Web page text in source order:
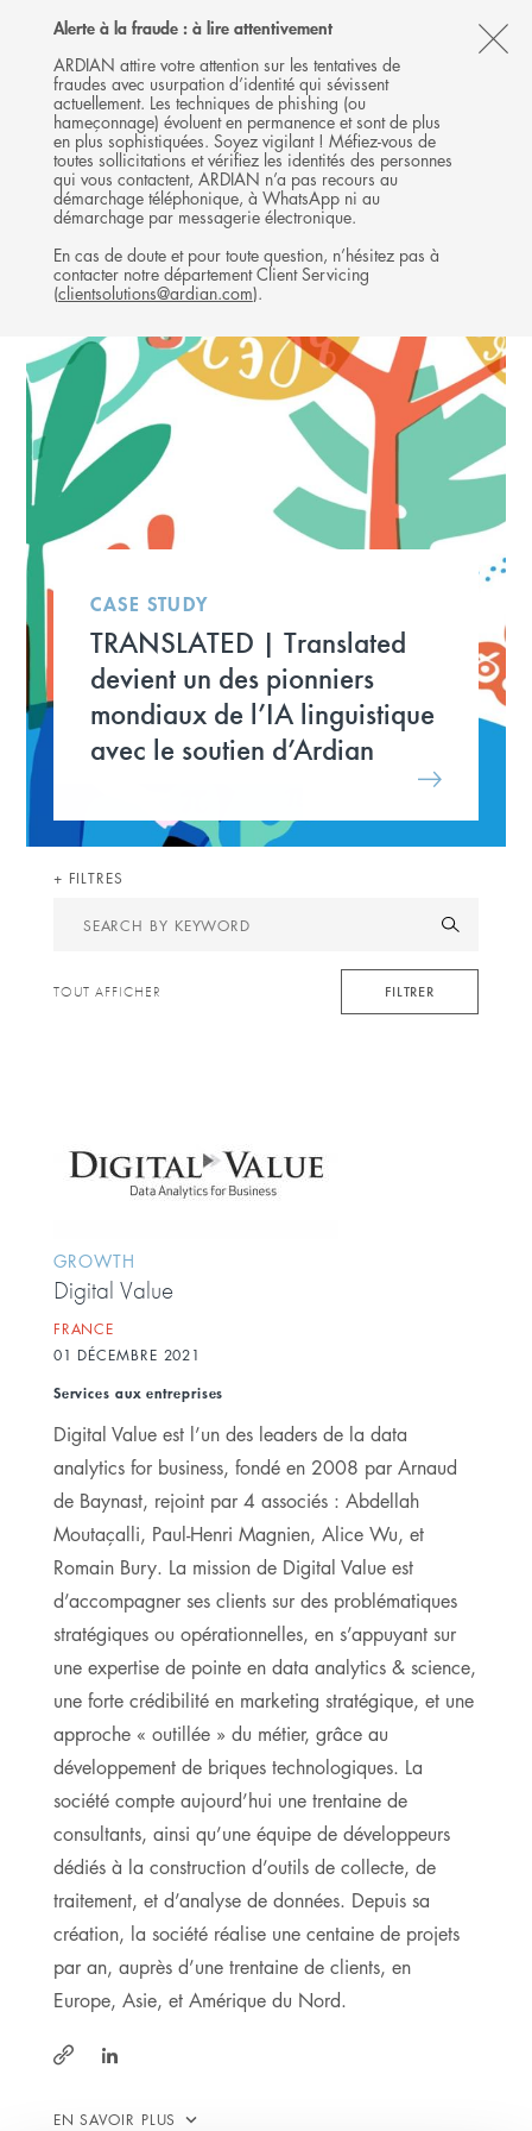
Alerte à la fraude : à lire attentivement
ARDIAN attire votre attention sur les tentatives de
fraudes avec usurpation d’identité qui sévissent
actuellement. Les techniques de phishing (ou
hameçonnage) évoluent en permanence et sont de plus
en plus sophistiquées. Soyez vigilant ! Méfiez-vous de
toutes sollicitations et vérifiez les identités des personnes
qui vous contactent, ARDIAN n’a pas recours au
démarchage téléphonique, à WhatsApp ni au
démarchage par messagerie électronique.
En cas de doute et pour toute question, n’hésitez pas à
contacter notre département Client Servicing
(clientsolutions@ardian.com).
Follow
Ardian
on
X
Follow
Ardian
on
LinkedIn
Follow
Ardian
on
YouTube
Ardian
on
Jobs
on
LinkedIn
MENU
INVESTISSEMENTS
GROWTH
CASE STUDY
TRANSLATED | Translated
devient un des pionniers
mondiaux de l’IA linguistique
avec le soutien d’Ardian
FILTRES
Search
keyword
FILTRER
TOUT AFFICHER
GROWTH
Digital Value
FRANCE
01 DÉCEMBRE 2021
Services aux entreprises
Digital Value est l’un des leaders de la data
analytics for business, fondé en 2008 par Arnaud
de Baynast, rejoint par 4 associés : Abdellah
Moutaçalli, Paul-Henri Magnien, Alice Wu, et
Romain Bury. La mission de Digital Value est
d’accompagner ses clients sur des problématiques
stratégiques ou opérationnelles, en s’appuyant sur
une expertise de pointe en data analytics & science,
une forte crédibilité en marketing stratégique, et une
approche « outillée » du métier, grâce au
développement de briques technologiques. La
société compte aujourd’hui une trentaine de
consultants, ainsi qu’une équipe de développeurs
dédiés à la construction d’outils de collecte, de
traitement, et d’analyse de données. Depuis sa
création, la société réalise une centaine de projets
par an, auprès d’une trentaine de clients, en
Europe, Asie, et Amérique du Nord.
EN SAVOIR PLUS
value-